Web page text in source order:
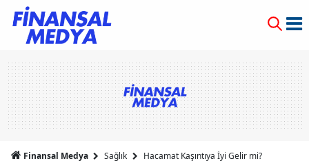
Finansal Medya Sağlık Hacamat Kaşıntıya İyi Gelir mi?